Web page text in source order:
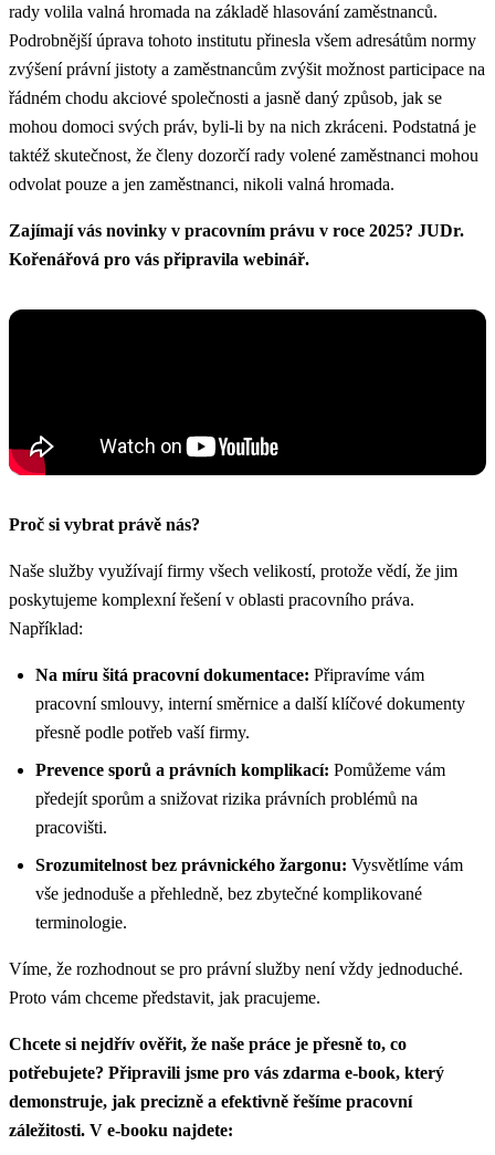
rady volila valná hromada na základě hlasování zaměstnanců.
Podrobnější úprava tohoto institutu přinesla všem adresátům normy
zvýšení právní jistoty a zaměstnancům zvýšit možnost participace na
řádném chodu akciové společnosti a jasně daný způsob, jak se
mohou domoci svých práv, byli-li by na nich zkráceni. Podstatná je
taktéž skutečnost, že členy dozorčí rady volené zaměstnanci mohou
odvolat pouze a jen zaměstnanci, nikoli valná hromada.
Zajímají vás novinky v pracovním právu v roce 2025? JUDr.
Kořenářová pro vás připravila webinář.
Proč si vybrat právě nás?
Naše služby využívají firmy všech velikostí, protože vědí, že jim
poskytujeme komplexní řešení v oblasti pracovního práva.
Například:
Na míru šitá pracovní dokumentace: Připravíme vám
pracovní smlouvy, interní směrnice a další klíčové dokumenty
přesně podle potřeb vaší firmy.
Prevence sporů a právních komplikací: Pomůžeme vám
předejít sporům a snižovat rizika právních problémů na
pracovišti.
Srozumitelnost bez právnického žargonu: Vysvětlíme vám
vše jednoduše a přehledně, bez zbytečné komplikované
terminologie.
Víme, že rozhodnout se pro právní služby není vždy jednoduché.
Proto vám chceme představit, jak pracujeme.
Chcete si nejdřív ověřit, že naše práce je přesně to, co
potřebujete? Připravili jsme pro vás zdarma e-book, který
demonstruje, jak precizně a efektivně řešíme pracovní
záležitosti. V e-booku najdete: